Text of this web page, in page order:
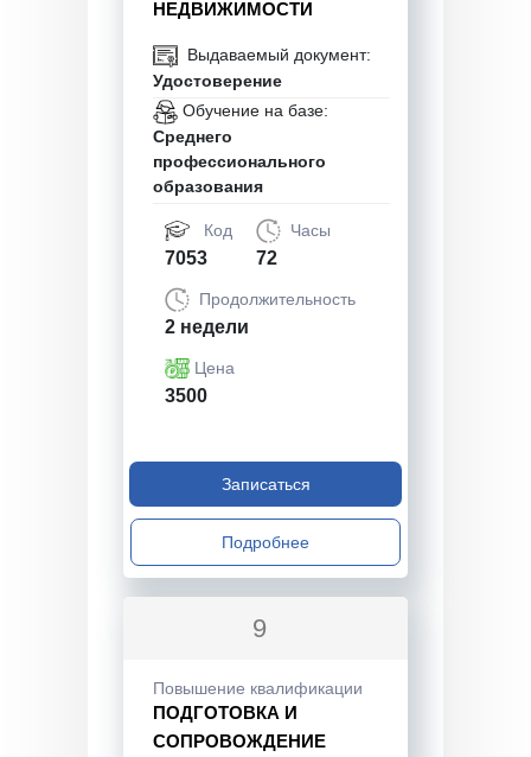
НЕДВИЖИМОСТИ
Выдаваемый документ:
Удостоверение
Обучение на базе:
Среднего
профессионального
образования
Код
7053
Часы
72
Продолжительность
2 недели
Цена
3500
Записаться
Подробнее
9
Повышение квалификации
ПОДГОТОВКА И
СОПРОВОЖДЕНИЕ